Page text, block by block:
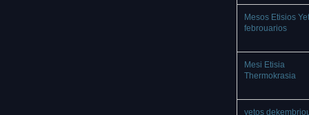
Mesos Etisios
febrouarios
Mesi Etisia
Thermokrasia
yetos